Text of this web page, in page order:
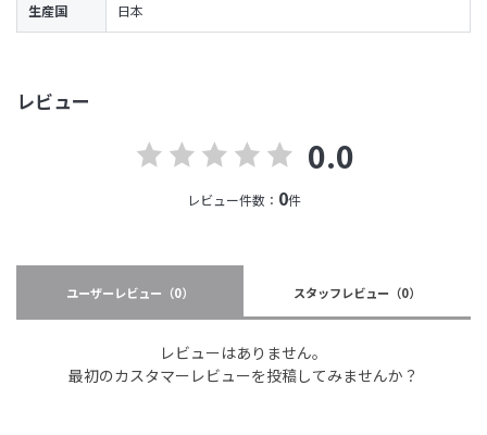
レビュー
0.0
レビュー件数： 0件
ユーザーレビュー （0） スタッフレビュー （0）
レビューはありません。
最初のカスタマーレビューを投稿してみませんか？
生産国 日本